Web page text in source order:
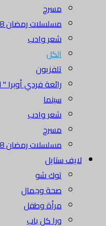
مسرح
مسلسلات رمضان 2018
شعر وادب
الكل
تلفزيون
رائعة فردي أوبرا "
سينما
شعر وادب
مسرح
مسلسلات رمضان 2018
لايف ستايل
توك شو
صحة وجمال
مرأة وطفل
ورا كل باب